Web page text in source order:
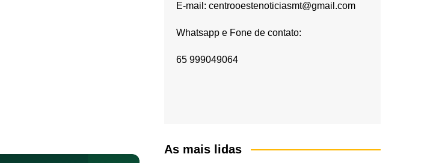
E-mail: centrooestenoticiasmt@gmail.com
Whatsapp e Fone de contato:
65 999049064
As mais lidas